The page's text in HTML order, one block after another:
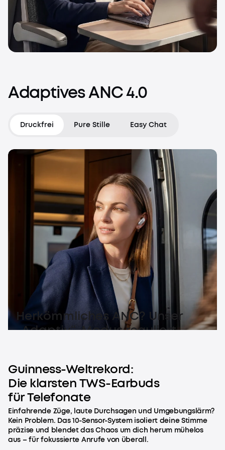
AdaptivesANC4.0
Druckfrei Pure Stille Easy Chat
Herkömmliches ANC? Unser
„Adaptiv“-Modus reguliert
Guinness-Weltrekord:
Die klarsten TWS-Earbuds
für Telefonate
Einfahrende Züge, laute Durchsagen und Umgebungslärm?
Kein Problem. Das 10-Sensor-System isoliert deine Stimme
präzise und blendet das Chaos um dich herum mühelos
aus – für fokussierte Anrufe von überall.